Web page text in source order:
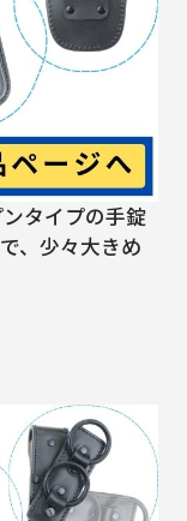
タイプの手錠
、少々大きめ